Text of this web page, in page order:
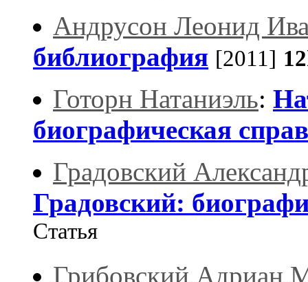
Андрусон Леонид
библиография [2011]
Готорн Натаниэль:
биографическая
Градовский
Градовский:
Статья
Грибовский Адриан